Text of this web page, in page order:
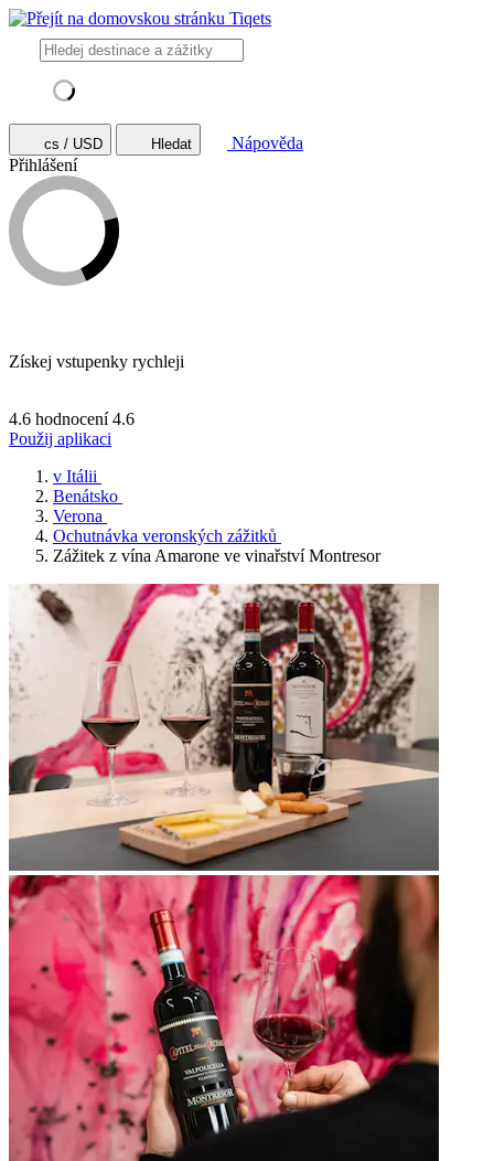
cs / USD Hledat
Nápověda
Přihlášení
Získej vstupenky rychleji
4.6 hodnocení 4.6
Použij aplikaci
v Itálii
Benátsko
Verona
Ochutnávka veronských zážitků
Zážitek z vína Amarone ve vinařství Montresor